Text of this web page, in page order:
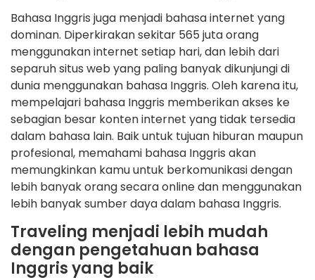
Bahasa Inggris juga menjadi bahasa internet yang
dominan. Diperkirakan sekitar 565 juta orang
menggunakan internet setiap hari, dan lebih dari
separuh situs web yang paling banyak dikunjungi di
dunia menggunakan bahasa Inggris. Oleh karena itu,
mempelajari bahasa Inggris memberikan akses ke
sebagian besar konten internet yang tidak tersedia
dalam bahasa lain. Baik untuk tujuan hiburan maupun
profesional, memahami bahasa Inggris akan
memungkinkan kamu untuk berkomunikasi dengan
lebih banyak orang secara online dan menggunakan
lebih banyak sumber daya dalam bahasa Inggris.
Traveling menjadi lebih mudah
dengan pengetahuan bahasa
Inggris yang baik